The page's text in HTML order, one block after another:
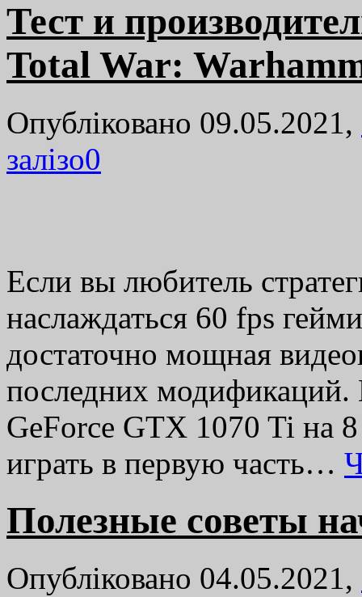
Тест и
Total War:
Опубліковано 09.05.2021,
залізо0
Если вы любитель
наслаждаться 60 fps
достаточно мощная
последних модификаций.
GeForce GTX 1070 Ti на
играть в первую часть…
Полезные советы
Опубліковано 04.05.2021,